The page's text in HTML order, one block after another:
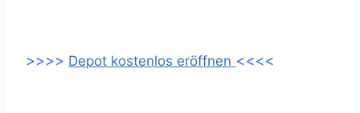
>>>> Depot kostenlos eröffnen <<<<